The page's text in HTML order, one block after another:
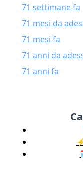
71 settimane fa
71 mesi da
71 mesi fa
71 anni da
71 anni fa